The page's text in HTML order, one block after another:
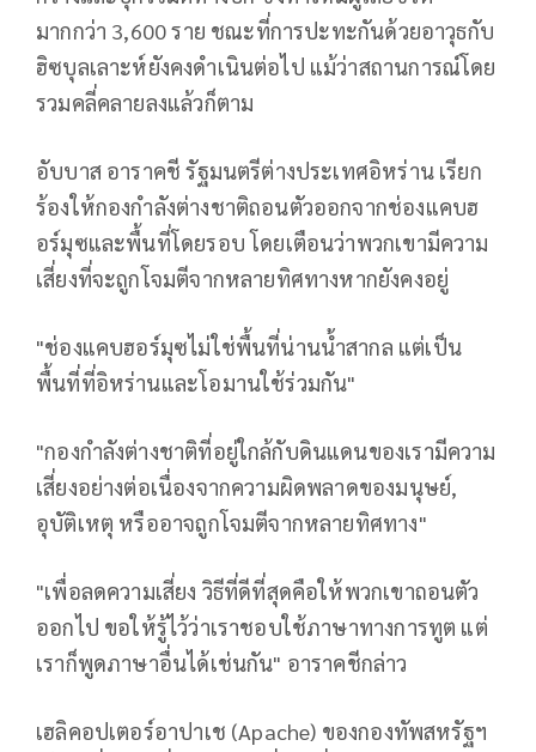
มากกว่า 3,600 ราย ชณะที่การปะทะกันด้วยอาวุธกับ
ฮิซบุลเลาะห์ยังคงดำเนินต่อไป แม้ว่าสถานการณ์โดย
รวมคลี่คลายลงแล้วก็ตาม
อับบาส อาราคชี รัฐมนตรีต่างประเทศอิหร่าน เรียก
ร้องให้กองกำลังต่างชาติถอนตัวออกจากช่องแคบฮ
อร์มุซและพื้นที่โดยรอบ โดยเตือนว่าพวกเขามีความ
เสี่ยงที่จะถูกโจมตีจากหลายทิศทางหากยังคงอยู่
"ช่องแคบฮอร์มุซไม่ใช่พื้นที่น่านน้ำสากล แต่เป็น
พื้นที่ที่อิหร่านและโอมานใช้ร่วมกัน"
"กองกำลังต่างชาติที่อยู่ใกล้กับดินแดนของเรามีความ
เสี่ยงอย่างต่อเนื่องจากความผิดพลาดของมนุษย์,
อุบัติเหตุ หรืออาจถูกโจมตีจากหลายทิศทาง"
"เพื่อลดความเสี่ยง วิธีที่ดีที่สุดคือให้พวกเขาถอนตัว
ออกไป ขอให้รู้ไว้ว่าเราชอบใช้ภาษาทางการทูต แต่
เราก็พูดภาษาอื่นได้เช่นกัน" อาราคชีกล่าว
เฮลิคอปเตอร์อาปาเช (Apache) ของกองทัพสหรัฐฯ